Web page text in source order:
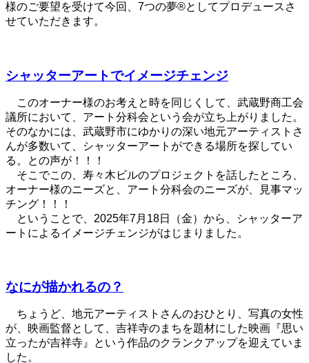
様のご要望を受けて今回、7つの夢®としてプロデュースさ
せていただきます。
シャッターアートでイメージチェンジ
このオーナー様のお考えと時を同じくして、武蔵野商工会
議所において、アート分科会という会が立ち上がりました。
そのなかには、武蔵野市にゆかりの深い地元アーティストさ
んが多数いて、シャッターアートができる場所を探してい
る。との声が！！！
そこでこの、寿々木ビルのプロジェクトを話したところ、
オーナー様のニーズと、アート分科会のニーズが、見事マッ
チング！！！
ということで、2025年7月18日（金）から、シャッターア
ートによるイメージチェンジがはじまりました。
なにが描かれるの？
ちょうど、地元アーティストさんのおひとり、写真の女性
が、映画監督として、吉祥寺のまちを題材にした映画『思い
立ったが吉祥寺』という作品のクランクアップを迎えていま
した。